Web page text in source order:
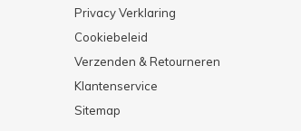
Privacy Verklaring
Cookiebeleid
Verzenden & Retourneren
Klantenservice
Sitemap